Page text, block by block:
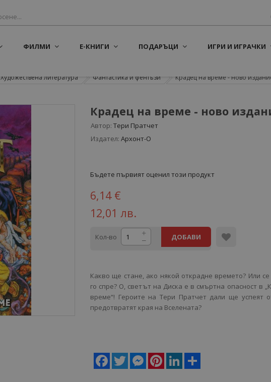
ФИЛМИ Е-КНИГИ ПОДАРЪЦИ ИГРИ И ИГРАЧКИ
Художествена литература Фантастика и фентъзи Крадец на време - ново
Крадец на време - ново
Автор: Тери Пратчет
Издател: Архонт-О
Бъдете първият оценил този продукт
6,14 €
12,01 лв.
Кол-во ДОБАВИ
Какво ще стане, ако някой открадне времето? Или
го спре? О, светът на Диска е в смъртна опасност в
време“! Героите на Тери Пратчет дали ще успеят
предотвратят края на Вселената?
Facebook
Twitter MessengerPinterestLinkedIn